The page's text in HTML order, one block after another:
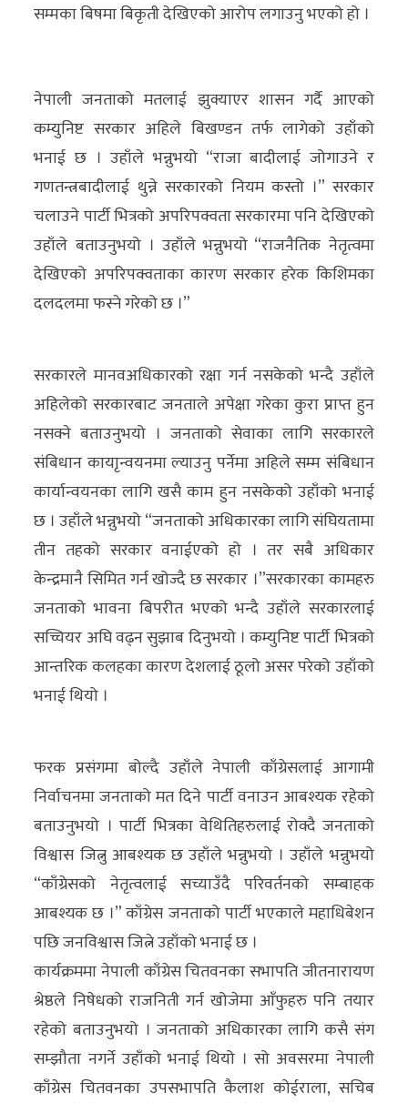
अन्तरर्वार्ता
ब्लग
खेलकुद
रोचक
अन्य
क्लिक
खबर
राशिफल
फोटो
ग्यालरी
भिडियो
सम्मका बिषमा बिकृती देखिएको आरोप लगाउनु भएको हो ।
नेपाली जनताको मतलाई झुक्याएर शासन गर्दै आएको
कम्युनिष्ट सरकार अहिले बिखण्डन तर्फ लागेको उहाँको
भनाई छ । उहाँले भन्नुभयो “राजा बादीलाई जोगाउने र
गणतन्त्रबादीलाई थुन्ने सरकारको नियम कस्तो ।” सरकार
चलाउने पार्टी भित्रको अपरिपक्वता सरकारमा पनि देखिएको
उहाँले बताउनुभयो । उहाँले भन्नुभयो “राजनैतिक नेतृत्वमा
देखिएको अपरिपक्वताका कारण सरकार हरेक किशिमका
दलदलमा फस्ने गरेको छ ।”
सरकारले मानवअधिकारको रक्षा गर्न नसकेको भन्दै उहाँले
अहिलेको सरकारबाट जनताले अपेक्षा गरेका कुरा प्राप्त हुन
नसक्ने बताउनुभयो । जनताको सेवाका लागि सरकारले
संबिधान कायाृन्वयनमा ल्याउनु पर्नेमा अहिले सम्म संबिधान
कार्यान्वयनका लागि खसै काम हुन नसकेको उहाँको भनाई
छ । उहाँले भन्नुभयो “जनताको अधिकारका लागि संघियतामा
तीन तहको सरकार वनाईएको हो । तर सबै अधिकार
केन्द्रमानै सिमित गर्न खोज्दै छ सरकार ।”सरकारका कामहरु
जनताको भावना बिपरीत भएको भन्दै उहाँले सरकारलाई
सच्चियर अघि वढ्न सुझाब दिनुभयो । कम्युनिष्ट पार्टी भित्रको
आन्तरिक कलहका कारण देशलाई ठूलो असर परेको उहाँको
भनाई थियो ।
फरक प्रसंगमा बोल्दै उहाँले नेपाली काँग्रेसलाई आगामी
निर्वाचनमा जनताको मत दिने पार्टी वनाउन आबश्यक रहेको
बताउनुभयो । पार्टी भित्रका वेथितिहरुलाई रोक्दै जनताको
विश्वास जित्नु आबश्यक छ उहाँले भन्नुभयो । उहाँले भन्नुभयो
“काँग्रेसको नेतृत्वलाई सच्याउँदै परिवर्तनको सम्बाहक
आबश्यक छ ।” काँग्रेस जनताको पार्टी भएकाले महाधिबेशन
पछि जनविश्वास जित्ने उहाँको भनाई छ ।
कार्यक्रममा नेपाली काँग्रेस चितवनका सभापति जीतनारायण
श्रेष्ठले निषेधको राजनिती गर्न खोजेमा आँफुहरु पनि तयार
रहेको बताउनुभयो । जनताको अधिकारका लागि कसै संग
सम्झौता नगर्ने उहाँको भनाई थियो । सो अवसरमा नेपाली
काँग्रेस चितवनका उपसभापति कैलाश कोईराला, सचिब